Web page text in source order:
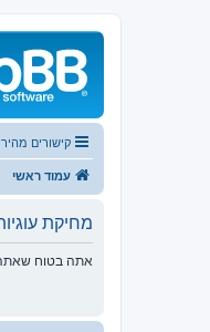
קישורים
עמוד ראשי
מחיקת
אתה בטוח שאתה